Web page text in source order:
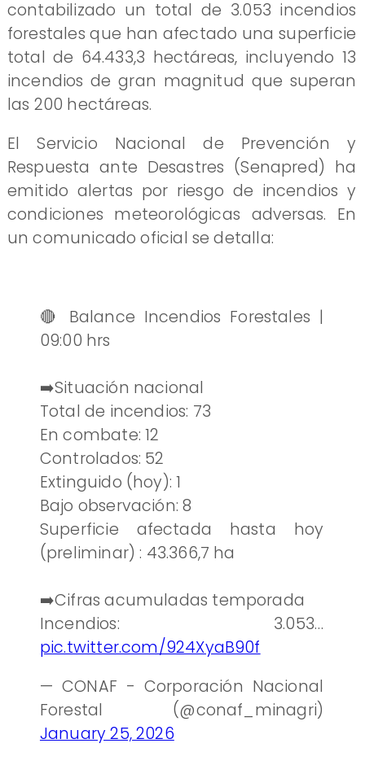
contabilizado un total de 3.053 incendios
forestales que han afectado una superficie
total de 64.433,3 hectáreas, incluyendo 13
incendios de gran magnitud que superan
las 200 hectáreas.
El Servicio Nacional de Prevención y
Respuesta ante Desastres (Senapred) ha
emitido alertas por riesgo de incendios y
condiciones meteorológicas adversas. En
un comunicado oficial se detalla:
🔴 Balance Incendios Forestales |
09:00 hrs
➡️Situación nacional
Total de incendios: 73
En combate: 12
Controlados: 52
Extinguido (hoy): 1
Bajo observación: 8
Superficie afectada hasta hoy
(preliminar) : 43.366,7 ha
➡️Cifras acumuladas temporada
Incendios: 3.053…
pic.twitter.com/924XyaB90f
— CONAF - Corporación Nacional
Forestal (@conaf_minagri)
January 25, 2026